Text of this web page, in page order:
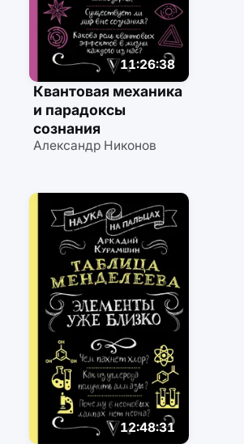
11:26:38
Квантовая механика
и парадоксы
сознания
Александр Никонов
12:48:31